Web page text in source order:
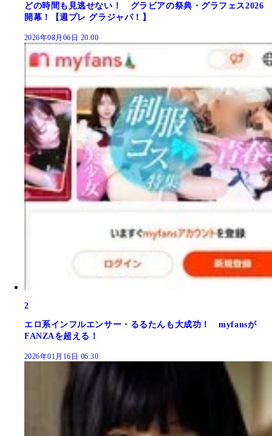
どの時間も見逃せない！ グラビアの祭典・グラフェス2026
開幕！【週プレ グラジャパ！】
2026年08月06日 20:00
2
エロ系インフルエンサー・るるたんも大成功！ myfansが
FANZAを超える！
2026年01月16日 06:30